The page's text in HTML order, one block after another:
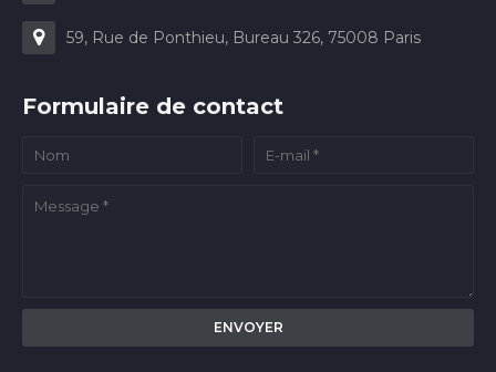
59, Rue de Ponthieu, Bureau 326, 75008 Paris
Formulaire de contact